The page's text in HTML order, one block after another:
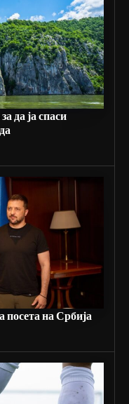
да ја спаси
посета на Србија